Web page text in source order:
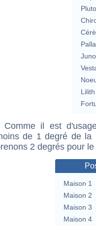
Lilith
Comme il est
de 1 degré de la
2 degrés pour
Maison 1
Maison 2
Maison 3
Maison 4